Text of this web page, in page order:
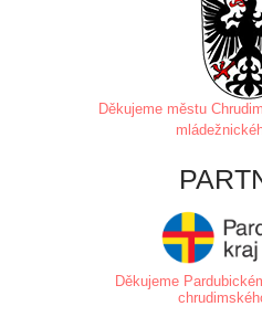
Děkujeme městu
Děkujeme